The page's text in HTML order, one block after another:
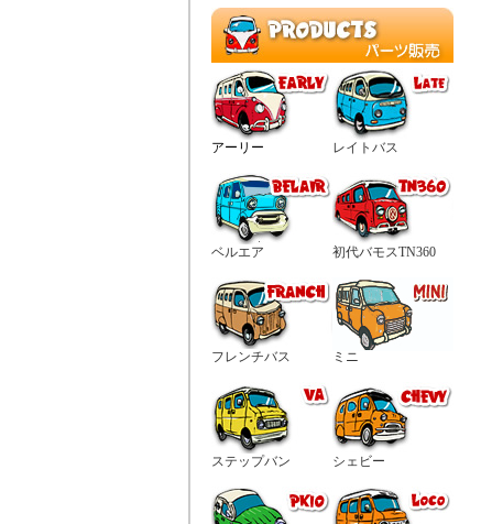
アーリー レイトバス
ベルエア 初代バモスTN360
フレンチバス ミニ
ステップバン シェビー